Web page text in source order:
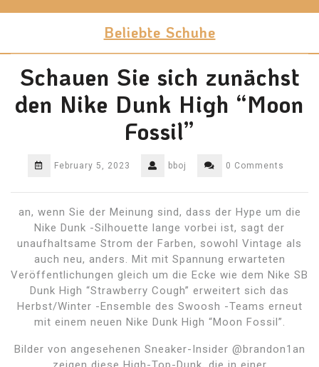
Beliebte Schuhe
Schauen Sie sich zunächst
den Nike Dunk High “Moon
Fossil”
February 5, 2023 bboj 0 Comments
an, wenn Sie der Meinung sind, dass der Hype um die
Nike Dunk -Silhouette lange vorbei ist, sagt der
unaufhaltsame Strom der Farben, sowohl Vintage als
auch neu, anders. Mit mit Spannung erwarteten
Veröffentlichungen gleich um die Ecke wie dem Nike SB
Dunk High “Strawberry Cough” erweitert sich das
Herbst/Winter -Ensemble des Swoosh -Teams erneut
mit einem neuen Nike Dunk High “Moon Fossil”.
Bilder von angesehenen Sneaker-Insider @brandon1an